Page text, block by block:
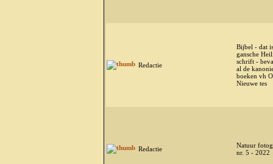
Redactie
Bijbel - dat
gansche
schrift -
al de
boeken vh
Nieuwe tes
Redactie
Natuur
nr. 5 - 2022